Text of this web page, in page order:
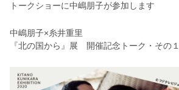
トークショーに中嶋朋子が参加します
中嶋朋子×糸井重里
『北の国から』展 開催記念トーク・その１